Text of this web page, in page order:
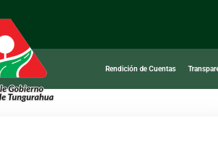
Rendición de Cuentas